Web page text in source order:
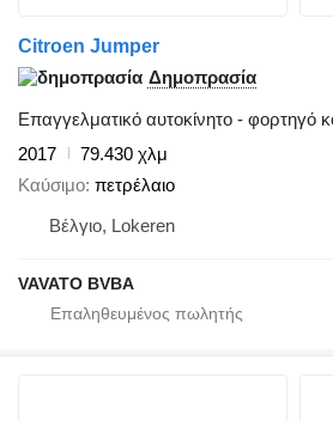
Citroen Jumper
Δημοπρασία
Επαγγελματικό αυτοκίνητο - φορτηγό
2017
79.430 χλμ
Καύσιμο πετρέλαιο
Βέλγιο, Lokeren
VAVATO BVBA